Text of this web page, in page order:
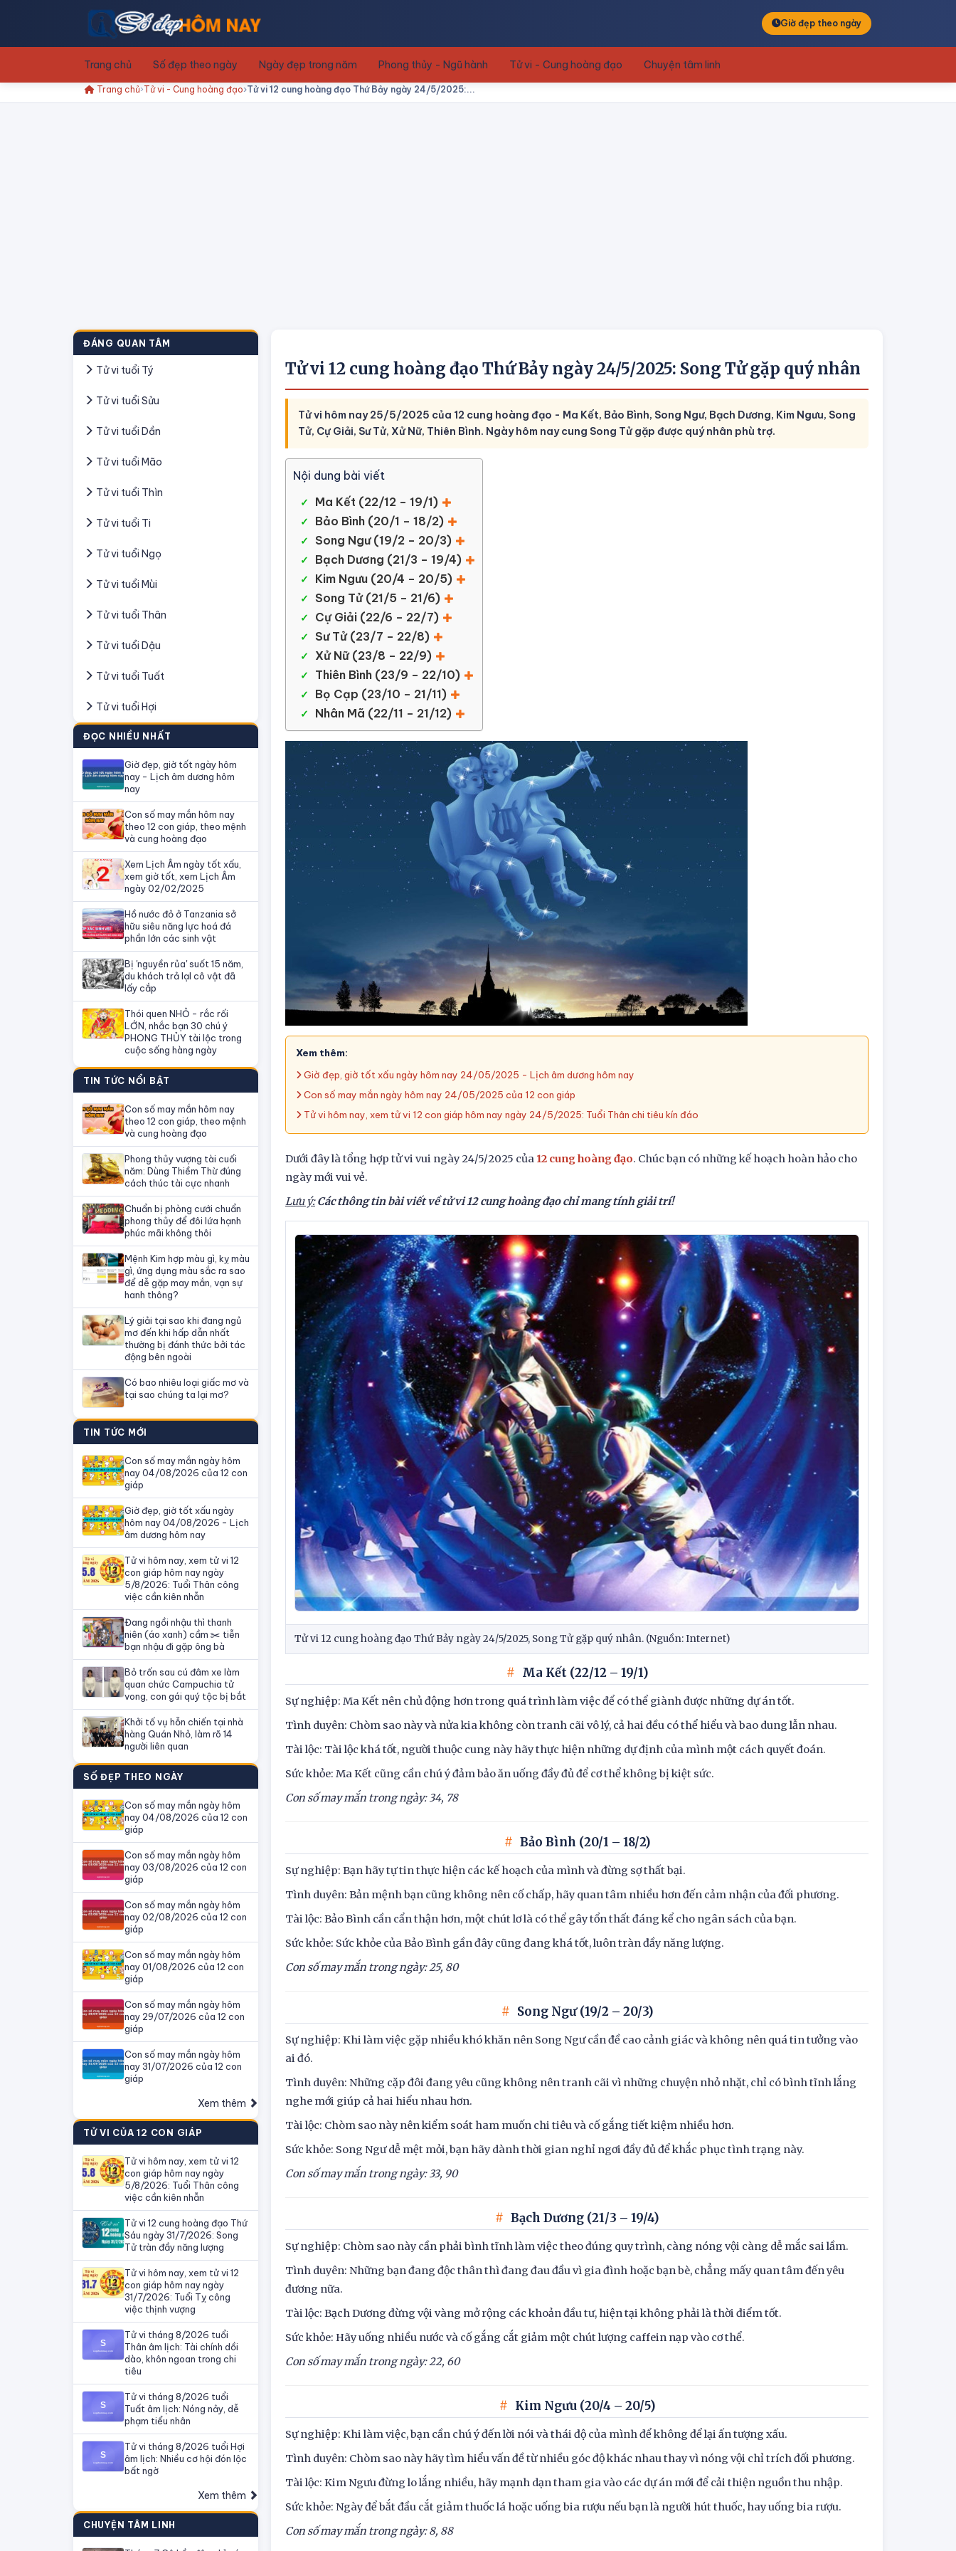
Giờ đẹp theo ngày
Trang chủ Số đẹp theo ngày Ngày đẹp trong năm Phong thủy - Ngũ hành Tử vi - Cung hoàng đạo Chuyện tâm linh
Trang chủ Tử vi - Cung hoàng đạo Tử vi 12 cung hoàng đạo Thứ Bảy ngày 24/5/2025:...
ĐÁNG QUAN TÂM
Tử vi tuổi Tý
Tử vi tuổi Sửu
Tử vi tuổi Dần
Tử vi tuổi Mão
Tử vi tuổi Thìn
Tử vi tuổi Ti
Tử vi tuổi Ngọ
Tử vi tuổi Mùi
Tử vi tuổi Thân
Tử vi tuổi Dậu
Tử vi tuổi Tuất
Tử vi tuổi Hợi
ĐỌC NHIỀU NHẤT
Giờ đẹp, giờ tốt ngày hôm
nay - Lịch âm dương hôm
nay
Con số may mắn hôm nay
theo 12 con giáp, theo mệnh
và cung hoàng đạo
Xem Lịch Âm ngày tốt xấu,
xem giờ tốt, xem Lịch Âm
ngày 02/02/2025
Hồ nước đỏ ở Tanzania sở
hữu siêu năng lực hoá đá
phần lớn các sinh vật
Bị 'nguyền rủa' suốt 15 năm,
du khách trả lạI cô vật đã
lấy cắp
Thói quen NHỎ - rắc rối
LỚN, nhắc bạn 30 chú ý
PHONG THỦY tài lộc trong
cuộc sống hàng ngày
TIN TỨC NỔI BẬT
Con số may mắn hôm nay
theo 12 con giáp, theo mệnh
và cung hoàng đạo
Phong thủy vượng tài cuối
năm: Dùng Thiềm Thừ đúng
cách thúc tài cực nhanh
Chuẩn bị phòng cưới chuẩn
phong thủy để đôi lứa hạnh
phúc mãi không thôi
Mệnh Kim hợp màu gì, kỵ màu
gì, ứng dụng màu sắc ra sao
để dễ gặp may mắn, vạn sự
hanh thông?
Lý giải tại sao khi đang ngủ
mơ đến khi hấp dẫn nhất
thường bị đánh thức bởi tác
động bên ngoài
Có bao nhiêu loại giấc mơ và
tại sao chúng ta lại mơ?
TIN TỨC MỚI
Con số may mắn ngày hôm
nay 04/08/2026 của 12 con
giáp
Giờ đẹp, giờ tốt xấu ngày
hôm nay 04/08/2026 - Lịch
âm dương hôm nay
Tử vi hôm nay, xem tử vi 12
con giáp hôm nay ngày
5/8/2026: Tuổi Thân công
việc cần kiên nhẫn
Đang ngồi nhậu thì thanh
niên (áo xanh) cầm ✂️ tiễn
bạn nhậu đi gặp ông bà
Bỏ trốn sau cú đâm xe làm
quan chức Campuchia tử
vong, con gái quý tộc bị bắt
Khởi tố vụ hỗn chiến tại nhà
hàng Quán Nhỏ, làm rõ 14
người liên quan
SỐ ĐẸP THEO NGÀY
Con số may mắn ngày hôm
nay 04/08/2026 của 12 con
giáp
Con số may mắn ngày hôm
nay 03/08/2026 của 12 con
giáp
Con số may mắn ngày hôm
nay 02/08/2026 của 12 con
giáp
Con số may mắn ngày hôm
nay 01/08/2026 của 12 con
giáp
Con số may mắn ngày hôm
nay 29/07/2026 của 12 con
giáp
Con số may mắn ngày hôm
nay 31/07/2026 của 12 con
giáp
Xem thêm
TỬ VI CỦA 12 CON GIÁP
Tử vi hôm nay, xem tử vi 12
con giáp hôm nay ngày
5/8/2026: Tuổi Thân công
việc cần kiên nhẫn
Tử vi 12 cung hoàng đạo Thứ
Sáu ngày 31/7/2026: Song
Tử tràn đầy năng lượng
Tử vi hôm nay, xem tử vi 12
con giáp hôm nay ngày
31/7/2026: Tuổi Tỵ công
việc thịnh vượng
Tử vi tháng 8/2026 tuổi
Thân âm lịch: Tài chính dồi
dào, khôn ngoan trong chi
tiêu
Tử vi tháng 8/2026 tuổi
Tuất âm lịch: Nóng nảy, dễ
phạm tiểu nhân
Tử vi tháng 8/2026 tuổi Hợi
âm lịch: Nhiều cơ hội đón lộc
bất ngờ
Xem thêm
CHUYỆN TÂM LINH
Tử vi 12 cung hoàng đạo Thứ Bảy ngày 24/5/2025: Song Tử gặp quý nhân
Tử vi hôm nay 25/5/2025 của 12 cung hoàng đạo - Ma Kết, Bảo Bình, Song Ngư, Bạch Dương, Kim Ngưu, Song
Tử, Cự Giải, Sư Tử, Xử Nữ, Thiên Bình. Ngày hôm nay cung Song Tử gặp được quý nhân phù trợ.
Nội dung bài viết
Ma Kết (22/12 – 19/1)
Bảo Bình (20/1 – 18/2)
Song Ngư (19/2 – 20/3)
Bạch Dương (21/3 – 19/4)
Kim Ngưu (20/4 – 20/5)
Song Tử (21/5 – 21/6)
Cự Giải (22/6 – 22/7)
Sư Tử (23/7 – 22/8)
Xử Nữ (23/8 – 22/9)
Thiên Bình (23/9 – 22/10)
Bọ Cạp (23/10 – 21/11)
Nhân Mã (22/11 – 21/12)
Xem thêm:
Giờ đẹp, giờ tốt xấu ngày hôm nay 24/05/2025 - Lịch âm dương hôm nay
Con số may mắn ngày hôm nay 24/05/2025 của 12 con giáp
Tử vi hôm nay, xem tử vi 12 con giáp hôm nay ngày 24/5/2025: Tuổi Thân chi tiêu kín đáo
Dưới đây là tổng hợp tử vi vui ngày 24/5/2025 của 12 cung hoàng đạo. Chúc bạn có những kế hoạch hoàn hảo cho
ngày mới vui vẻ.
Lưu ý: Các thông tin bài viết về tử vi 12 cung hoàng đạo chỉ mang tính giải trí!
Tử vi 12 cung hoàng đạo Thứ Bảy ngày 24/5/2025, Song Tử gặp quý nhân. (Nguồn: Internet)
Ma Kết (22/12 – 19/1)
Sự nghiệp: Ma Kết nên chủ động hơn trong quá trình làm việc để có thể giành được những dự án tốt.
Tình duyên: Chòm sao này và nửa kia không còn tranh cãi vô lý, cả hai đều có thể hiểu và bao dung lẫn nhau.
Tài lộc: Tài lộc khá tốt, người thuộc cung này hãy thực hiện những dự định của mình một cách quyết đoán.
Sức khỏe: Ma Kết cũng cần chú ý đảm bảo ăn uống đầy đủ để cơ thể không bị kiệt sức.
Con số may mắn trong ngày: 34, 78
Bảo Bình (20/1 – 18/2)
Sự nghiệp: Bạn hãy tự tin thực hiện các kế hoạch của mình và đừng sợ thất bại.
Tình duyên: Bản mệnh bạn cũng không nên cố chấp, hãy quan tâm nhiều hơn đến cảm nhận của đối phương.
Tài lộc: Bảo Bình cần cẩn thận hơn, một chút lơ là có thể gây tổn thất đáng kể cho ngân sách của bạn.
Sức khỏe: Sức khỏe của Bảo Bình gần đây cũng đang khá tốt, luôn tràn đầy năng lượng.
Con số may mắn trong ngày: 25, 80
Song Ngư (19/2 – 20/3)
Sự nghiệp: Khi làm việc gặp nhiều khó khăn nên Song Ngư cần đề cao cảnh giác và không nên quá tin tưởng vào
ai đó.
Tình duyên: Những cặp đôi đang yêu cũng không nên tranh cãi vì những chuyện nhỏ nhặt, chỉ có bình tĩnh lắng
nghe mới giúp cả hai hiểu nhau hơn.
Tài lộc: Chòm sao này nên kiểm soát ham muốn chi tiêu và cố gắng tiết kiệm nhiều hơn.
Sức khỏe: Song Ngư dễ mệt mỏi, bạn hãy dành thời gian nghỉ ngơi đầy đủ để khắc phục tình trạng này.
Con số may mắn trong ngày: 33, 90
Bạch Dương (21/3 – 19/4)
Sự nghiệp: Chòm sao này cần phải bình tĩnh làm việc theo đúng quy trình, càng nóng vội càng dễ mắc sai lầm.
Tình duyên: Những bạn đang độc thân thì đang đau đầu vì gia đình hoặc bạn bè, chẳng mấy quan tâm đến yêu
đương nữa.
Tài lộc: Bạch Dương đừng vội vàng mở rộng các khoản đầu tư, hiện tại không phải là thời điểm tốt.
Sức khỏe: Hãy uống nhiều nước và cố gắng cắt giảm một chút lượng caffein nạp vào cơ thể.
Con số may mắn trong ngày: 22, 60
Kim Ngưu (20/4 – 20/5)
Sự nghiệp: Khi làm việc, bạn cần chú ý đến lời nói và thái độ của mình để không để lại ấn tượng xấu.
Tình duyên: Chòm sao này hãy tìm hiểu vấn đề từ nhiều góc độ khác nhau thay vì nóng vội chỉ trích đối phương.
Tài lộc: Kim Ngưu đừng lo lắng nhiều, hãy mạnh dạn tham gia vào các dự án mới để cải thiện nguồn thu nhập.
Sức khỏe: Ngày để bắt đầu cắt giảm thuốc lá hoặc uống bia rượu nếu bạn là người hút thuốc, hay uống bia rượu.
Con số may mắn trong ngày: 8, 88